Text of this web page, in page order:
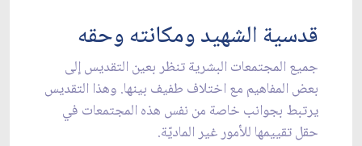
قدسية الشهيد ومكانته وحقه
جميع المجتمعات البشرية تنظر بعين التقديس إلى
بعض المفاهيم مع اختلاف طفيف بينها. وهذا التقديس
يرتبط بجوانب خاصة من نفس هذه المجتمعات في
حقل تقييمها للأمور غير الماديّة.